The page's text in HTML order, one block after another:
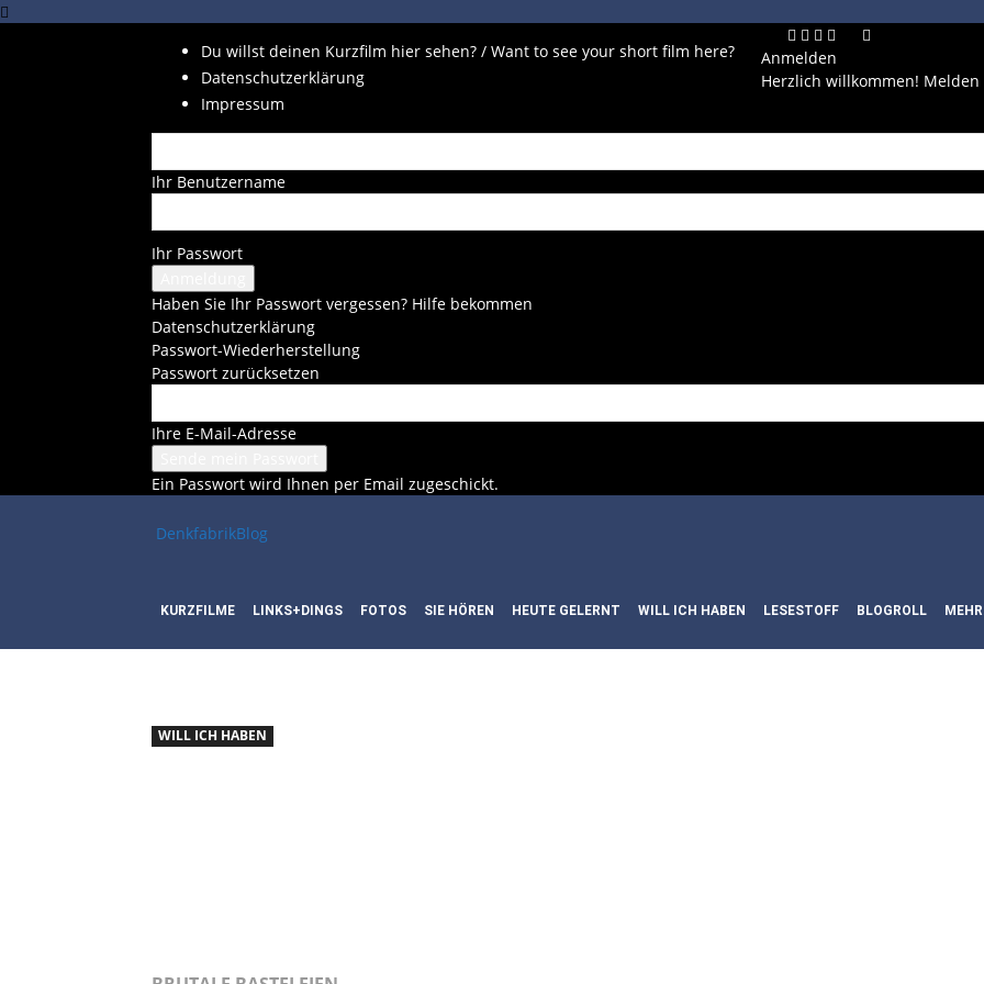
Du willst deinen Kurzfilm hier sehen? / Want to see your short film here?
Datenschutzerklärung
Impressum
Anmelden
Herzlich willkommen! Melden
Ihr Benutzername
Ihr Passwort
Haben Sie Ihr Passwort vergessen? Hilfe bekommen
Datenschutzerklärung
Passwort-Wiederherstellung
Passwort zurücksetzen
Ihre E-Mail-Adresse
Ein Passwort wird Ihnen per Email zugeschickt.
DenkfabrikBlog
KURZFILME LINKS+DINGS FOTOS SIE HÖREN HEUTE GELERNT WILL ICH HABEN LESESTOFF BLOGROLL
WILL ICH HABEN